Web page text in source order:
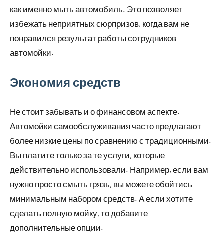
как именно мыть автомобиль. Это позволяет
избежать неприятных сюрпризов, когда вам не
понравился результат работы сотрудников
автомойки.
Экономия средств
Не стоит забывать и о финансовом аспекте.
Автомойки самообслуживания часто предлагают
более низкие цены по сравнению с традиционными.
Вы платите только за те услуги, которые
действительно использовали. Например, если вам
нужно просто смыть грязь, вы можете обойтись
минимальным набором средств. А если хотите
сделать полную мойку, то добавите
дополнительные опции.